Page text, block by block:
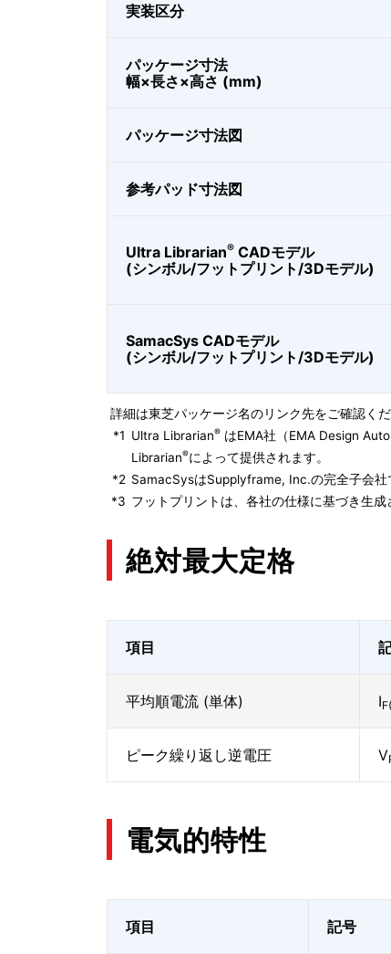
実装区分
パッケージ寸法
幅×長さ×高さ (mm)
パッケージ寸法図
参考パッド寸法図
Ultra Librarian® CADモデル
(シンボル/フットプリント/3Dモデル)
SamacSys CADモデル
(シンボル/フットプリント/3Dモデル)
詳細は東芝パッケージ名のリンク先をご確認くだ
*1 Ultra Librarian® はEMA社（EMA Design
Librarian®によって提供されます。
*2 SamacSysはSupplyframe, Inc.の完全子会
*3 フットプリントは、各社の仕様に基づき生
絶対最大定格
項目
平均順電流 (単体) I
ピーク繰り返し逆電圧 V
電気的特性
項目 記号